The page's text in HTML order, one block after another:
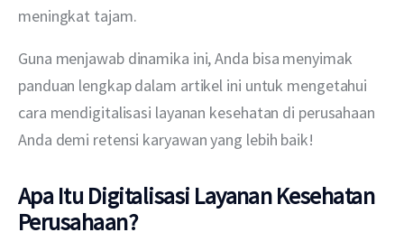
meningkat tajam.
Guna menjawab dinamika ini, Anda bisa menyimak
panduan lengkap dalam artikel ini untuk mengetahui
cara mendigitalisasi layanan kesehatan di perusahaan
Anda demi retensi karyawan yang lebih baik!
Apa Itu Digitalisasi Layanan Kesehatan
Perusahaan?